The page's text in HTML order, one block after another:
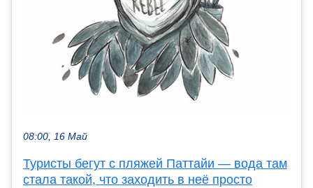
08:00, 16 Май
Туристы бегут с пляжей Паттайи — вода там
стала такой, что заходить в неё просто